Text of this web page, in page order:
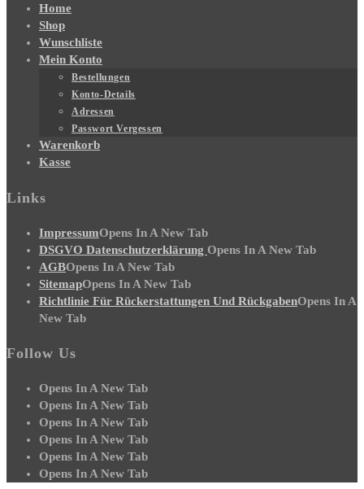
Home
Shop
Wunschliste
Mein Konto
Bestellungen
Konto-Details
Adressen
Passwort Vergessen
Warenkorb
Kasse
Links
ImpressumOpens In A New Tab
DSGVO Datenschutzerklärung Opens In A New Tab
AGBOpens In A New Tab
SitemapOpens In A New Tab
Richtlinie Für Rückerstattungen Und RückgabenOpens In A
New Tab
Follow Us
Opens In A New Tab
Opens In A New Tab
Opens In A New Tab
Opens In A New Tab
Opens In A New Tab
Opens In A New Tab